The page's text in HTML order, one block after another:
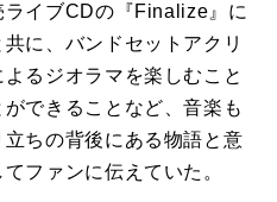
ライブCDの『Finalize』に
に、バンドセットアクリ
るジオラマを楽しむこと
できることなど、音楽も
ちの背後にある物語と意
ファンに伝えていた。